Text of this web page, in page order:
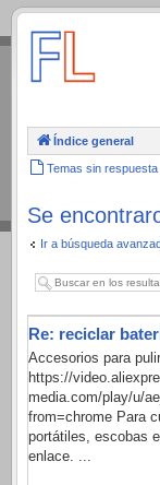
.
Índice general
Temas sin respuesta
Se
Ir a búsqueda
Re: reciclar
Accesorios para
https://
media.com/play/u/
from=chrome Para
portátiles, escobas
enlace. ...